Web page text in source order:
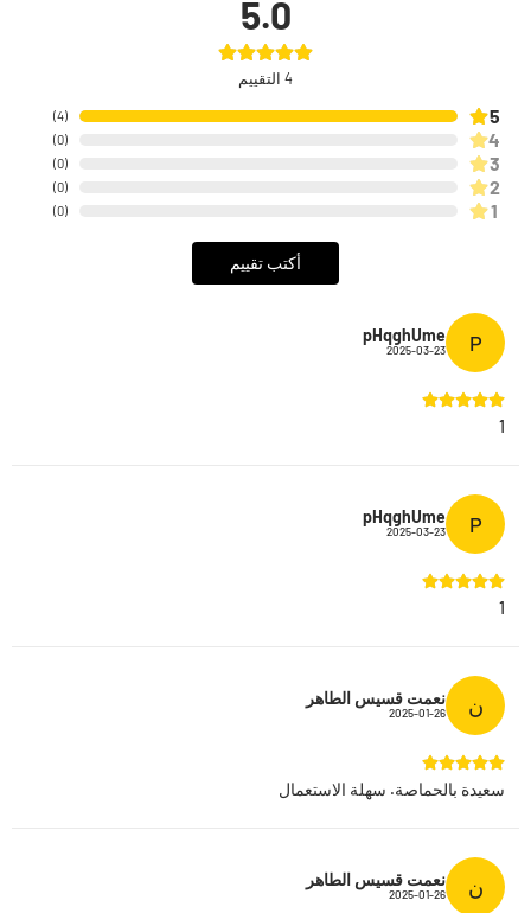
5.0
4 التقييم
5
(
4
)
4
(
0
)
3
(
0
)
2
(
0
)
1
(
0
)
أكتب تقييم
P
pHqghUme
2025-03-23
1
P
pHqghUme
2025-03-23
1
ن نعمت قسيس الطاهر
2025-01-26
سعيدة بالحماصة. سهلة الاستعمال
ن نعمت قسيس الطاهر
2025-01-26